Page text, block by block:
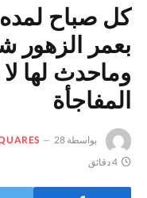
كل صباح
بعمر الزهور
وماحدث لها
المفاجأة
بواسطة 28 يوليو، 2024
4 دقائق